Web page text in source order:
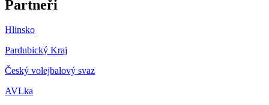
Partneři
Hlinsko
Pardubický Kraj
Český volejbalový svaz
AVLka